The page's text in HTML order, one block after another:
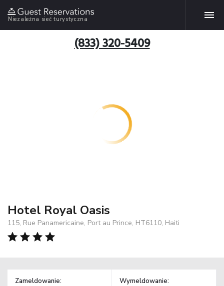
Niezależna sieć turystyczna
(833) 320-5409
Hotel Royal Oasis
115, Rue Panamericaine, Port au Prince, HT6110, Haiti
Zameldowanie: Wymeldowanie: